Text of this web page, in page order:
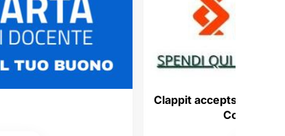
Clappit accepts Satispay
Corporate Welfare!